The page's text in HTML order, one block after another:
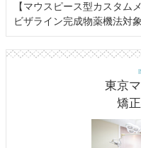
【マウスピース型カスタム
ビザライン完成物薬機法対
東京
矯